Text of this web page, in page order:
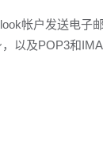
帐户发送电子邮
以及POP3和